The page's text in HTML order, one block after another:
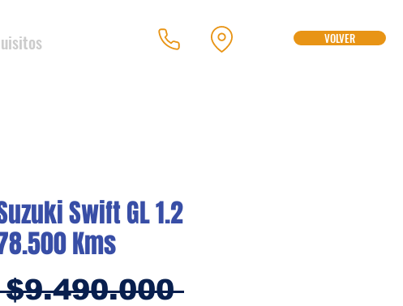
VOLVER
Swift GL 1.2
Kms
Precio